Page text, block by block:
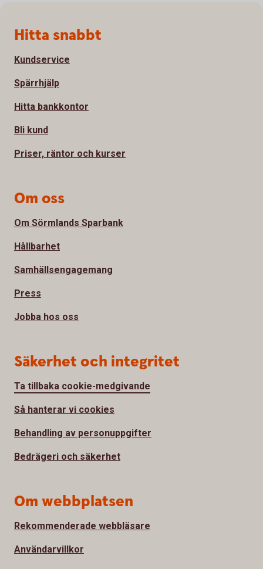
Sidfot
Hitta snabbt
Kundservice
Spärrhjälp
Hitta bankkontor
Bli kund
Priser, räntor och kurser
Om oss
Om Sörmlands Sparbank
Hållbarhet
Samhällsengagemang
Press
Jobba hos oss
Säkerhet och integritet
Ta tillbaka cookie-medgivande
Så hanterar vi cookies
Behandling av personuppgifter
Bedrägeri och säkerhet
Om webbplatsen
Rekommenderade webbläsare
Användarvillkor